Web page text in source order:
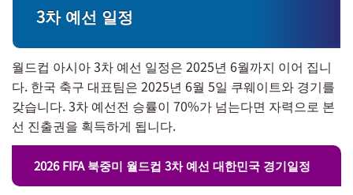
3차 예선 일정
월드컵 아시아 3차 예선 일정은 2025년 6월까지 이어 집니
다. 한국 축구 대표팀은 2025년 6월 5일 쿠웨이트와 경기를
갖습니다. 3차 예선전 승률이 70%가 넘는다면 자력으로 본
선 진출권을 획득하게 됩니다.
2026 FIFA 북중미 월드컵 3차 예선 대한민국 경기일정